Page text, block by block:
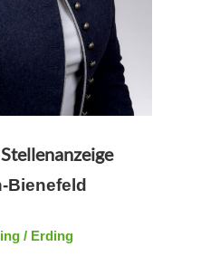
Bienefeld
/ Erding